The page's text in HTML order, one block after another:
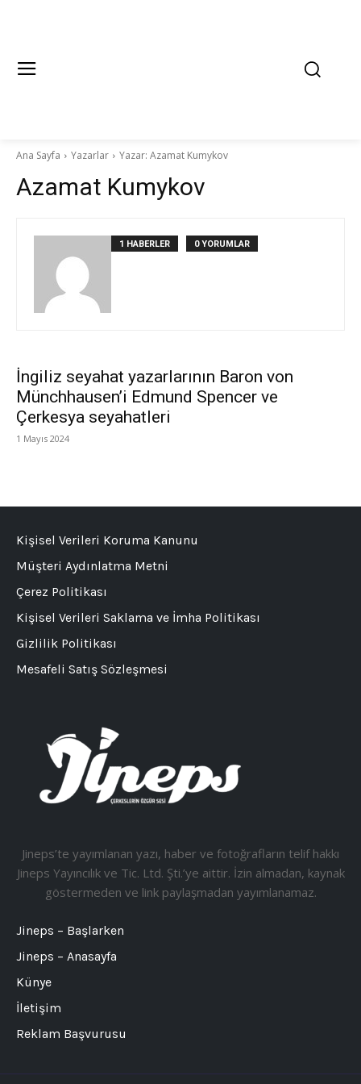
Ana Sayfa Yazarlar Yazar: Azamat Kumykov
Azamat Kumykov
1 HABERLER 0 YORUMLAR
İngiliz seyahat yazarlarının Baron von
Münchhausen’i Edmund Spencer ve
Çerkesya seyahatleri
1 Mayıs 2024
Jineps’te yayımlanan yazı, haber ve fotoğrafların telif hakkı
Jineps Yayıncılık ve Tic. Ltd. Şti.’ye aittir. İzin almadan, kaynak
göstermeden ve link paylaşmadan yayımlanamaz.
Jineps – Başlarken
Jineps – Anasayfa
Künye
İletişim
Reklam Başvurusu
Kişisel Verileri Koruma Kanunu
Müşteri Aydınlatma Metni
Çerez Politikası
Kişisel Verileri Saklama ve İmha Politikası
Gizlilik Politikası
Mesafeli Satış Sözleşmesi